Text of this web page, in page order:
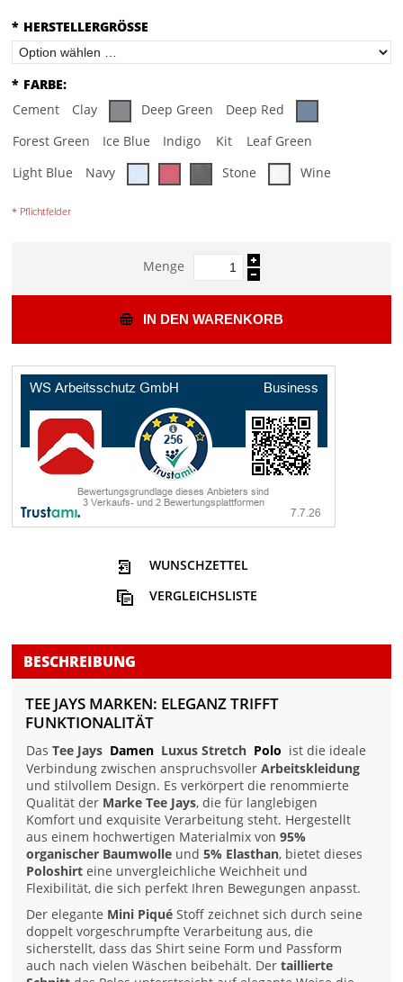
* HERSTELLERGRÖSSE
* FARBE:
Cement
Clay Deep Green
Deep Red
Forest Green
Ice Blue Indigo Kit
Leaf Green
Light Blue
Navy Stone Wine
* Pflichtfelder
Menge
IN DEN WARENKORB
WUNSCHZETTEL
VERGLEICHSLISTE
BESCHREIBUNG
TEE JAYS MARKEN: ELEGANZ TRIFFT
FUNKTIONALITÄT
DasTee Jays Damen Luxus Stretch Polo ist die ideale
Verbindung zwischen anspruchsvollerArbeitskleidung
und stilvollem Design. Es verkörpert die renommierte
Qualität der Marke Tee Jays, die für langlebigen
Komfort und exquisite Verarbeitung steht. Hergestellt
aus einem hochwertigen Materialmix von95%
organischer Baumwolle und5% Elasthan, bietet dieses
Poloshirt eine unvergleichliche Weichheit und
Flexibilität, die sich perfekt Ihren Bewegungen anpasst.
Der elegante Mini Piqué Stoff zeichnet sich durch seine
doppelt vorgeschrumpfte Verarbeitung aus, die
sicherstellt, dass das Shirt seine Form und Passform
auch nach vielen Wäschen beibehält. Dertaillierte